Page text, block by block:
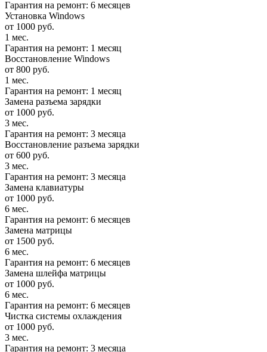
Гарантия на ремонт: 6 месяцев
Установка Windows
от 1000 руб.
1 мес.
Гарантия на ремонт: 1 месяц
Восстановление Windows
от 800 руб.
1 мес.
Гарантия на ремонт: 1 месяц
Замена разъема зарядки
от 1000 руб.
3 мес.
Гарантия на ремонт: 3 месяца
Восстановление разъема зарядки
от 600 руб.
3 мес.
Гарантия на ремонт: 3 месяца
Замена клавиатуры
от 1000 руб.
6 мес.
Гарантия на ремонт: 6 месяцев
Замена матрицы
от 1500 руб.
6 мес.
Гарантия на ремонт: 6 месяцев
Замена шлейфа матрицы
от 1000 руб.
6 мес.
Гарантия на ремонт: 6 месяцев
Чистка системы охлаждения
от 1000 руб.
3 мес.
Гарантия на ремонт: 3 месяца